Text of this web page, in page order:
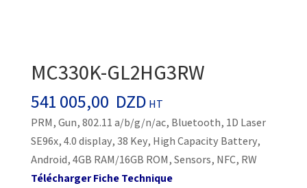
MC330K-GL2HG3RW
541 005,00 DZD HT
PRM, Gun, 802.11 a/b/g/n/ac, Bluetooth, 1D Laser
SE96x, 4.0 display, 38 Key, High Capacity Battery,
Android, 4GB RAM/16GB ROM, Sensors, NFC, RW
Télécharger Fiche Technique